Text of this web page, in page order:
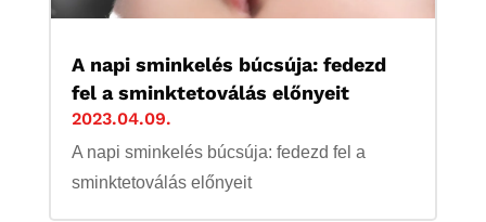
A napi sminkelés búcsúja: fedezd
fel a sminktetoválás előnyeit
2023.04.09.
A napi sminkelés búcsúja: fedezd fel a
sminktetoválás előnyeit